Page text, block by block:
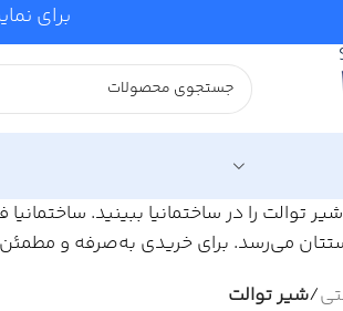
برای
توالت را در ساختمانیا ببینید.
می‌رسد. برای خریدی به‌صرفه و
/شیر توالت